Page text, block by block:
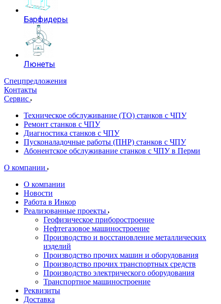
Барфидеры
Люнеты
Спецпредложения
Контакты
Сервис
Техническое обслуживание (ТО) станков с ЧПУ
Ремонт станков с ЧПУ
Диагностика станков с ЧПУ
Пусконаладочные работы (ПНР) станков с ЧПУ
Абонентское обслуживание станков с ЧПУ в Перми
О компании
О компании
Новости
Работа в Инкор
Реализованные проекты
Геофизическое приборостроение
Нефтегазовое машиностроение
Производство и восстановление металлических
изделий
Производство прочих машин и оборудования
Производство прочих транспортных средств
Производство электрического оборудования
Транспортное машиностроение
Реквизиты
Доставка